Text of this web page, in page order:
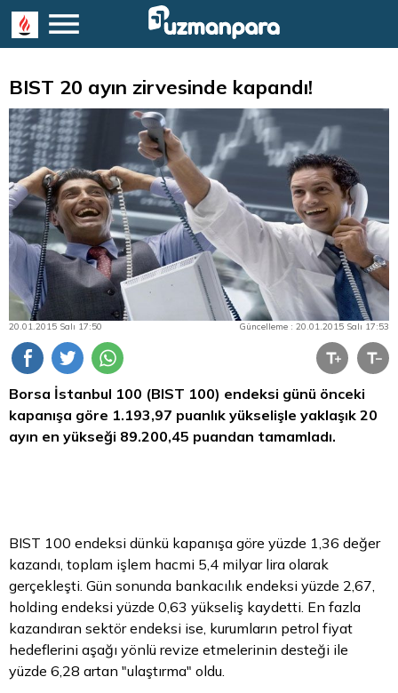
BIST 20 ayın zirvesinde kapandı!
20.01.2015 Salı 17:50 Güncelleme : 20.01.2015 Salı 17:53
Borsa İstanbul 100 (BIST 100) endeksi günü önceki
kapanışa göre 1.193,97 puanlık yükselişle yaklaşık 20
ayın en yükseği 89.200,45 puandan tamamladı.
BIST 100 endeksi dünkü kapanışa göre yüzde 1,36 değer
kazandı, toplam işlem hacmi 5,4 milyar lira olarak
gerçekleşti. Gün sonunda bankacılık endeksi yüzde 2,67,
holding endeksi yüzde 0,63 yükseliş kaydetti. En fazla
kazandıran sektör endeksi ise, kurumların petrol fiyat
hedeflerini aşağı yönlü revize etmelerinin desteği ile
yüzde 6,28 artan "ulaştırma" oldu.